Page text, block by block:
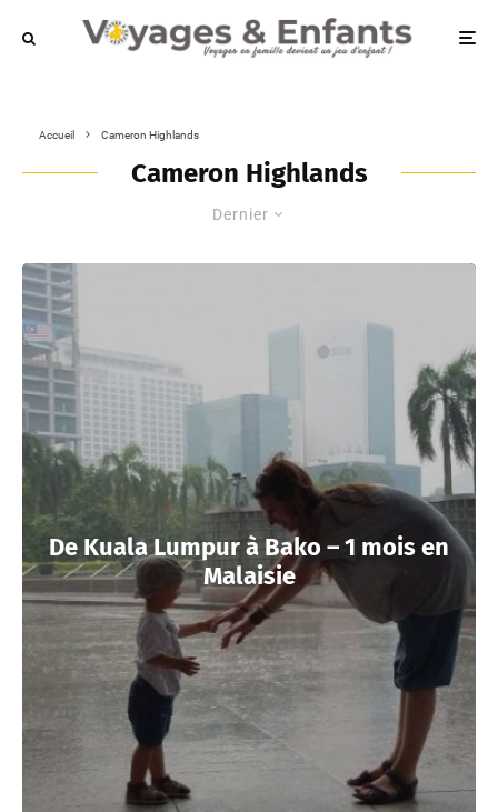
Accueil Cameron Highlands
Cameron Highlands
Dernier
De Kuala Lumpur à Bako – 1 mois en
Malaisie